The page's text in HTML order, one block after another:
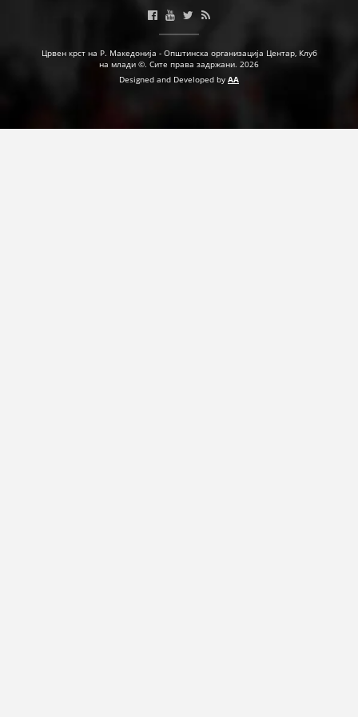
Црвен крст на Р. Македонија - Општинска организација Центар, Клуб
на млади ©. Сите права задржани. 2026
Designed and Developed by AA